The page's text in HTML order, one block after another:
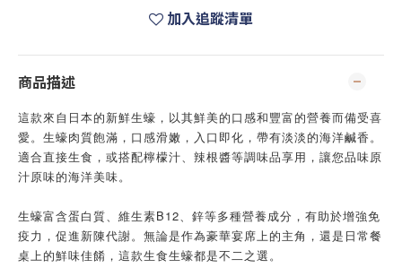
加入追蹤清單
商品描述
這款來自日本的新鮮生蠔，以其鮮美的口感和豐富的營養而備受喜
愛。生蠔肉質飽滿，口感滑嫩，入口即化，帶有淡淡的海洋鹹香。
適合直接生食，或搭配檸檬汁、辣根醬等調味品享用，讓您品味原
汁原味的海洋美味。
生蠔富含蛋白質、維生素B12、鋅等多種營養成分，有助於增強免
疫力，促進新陳代謝。無論是作為豪華宴席上的主角，還是日常餐
桌上的鮮味佳餚，這款生食生蠔都是不二之選。